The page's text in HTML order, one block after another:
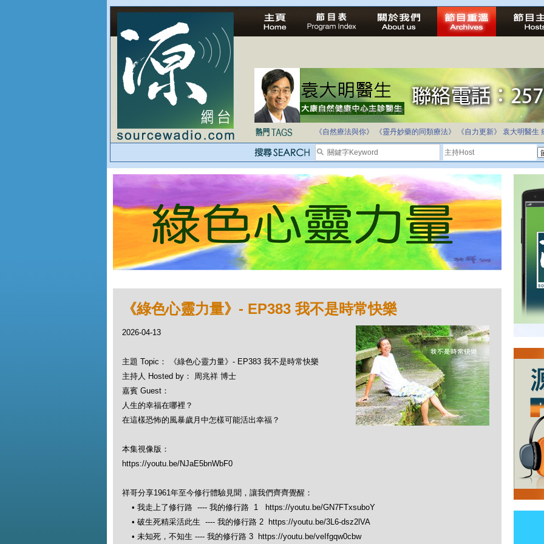
自家教育合法化-推動多元化教育，全民學卷制
《自然療法與你》 《靈丹妙藥的同類療法》 《自力更新》 袁大明醫生
《綠色心靈力量》- EP383 我不是時常快樂
2026-04-13
主題 Topic： 《綠色心靈力量》- EP383 我不是時常快樂
主持人 Hosted by： 周兆祥 博士
嘉賓 Guest：
人生的幸福在哪裡？
在這樣恐怖的風暴歲月中怎樣可能活出幸福？
本集視像版：
https://youtu.be/NJaE5bnWbF0
祥哥分享1961年至今修行體驗見聞，讓我們齊齊覺醒：
• 我走上了修行路 ---- 我的修行路 1 https://youtu.be/GN7FTxsuboY
• 破生死精采活此生 ---- 我的修行路 2 https://youtu.be/3L6-dsz2lVA
• 未知死，不知生 ---- 我的修行路 3 https://youtu.be/veIfgqw0cbw